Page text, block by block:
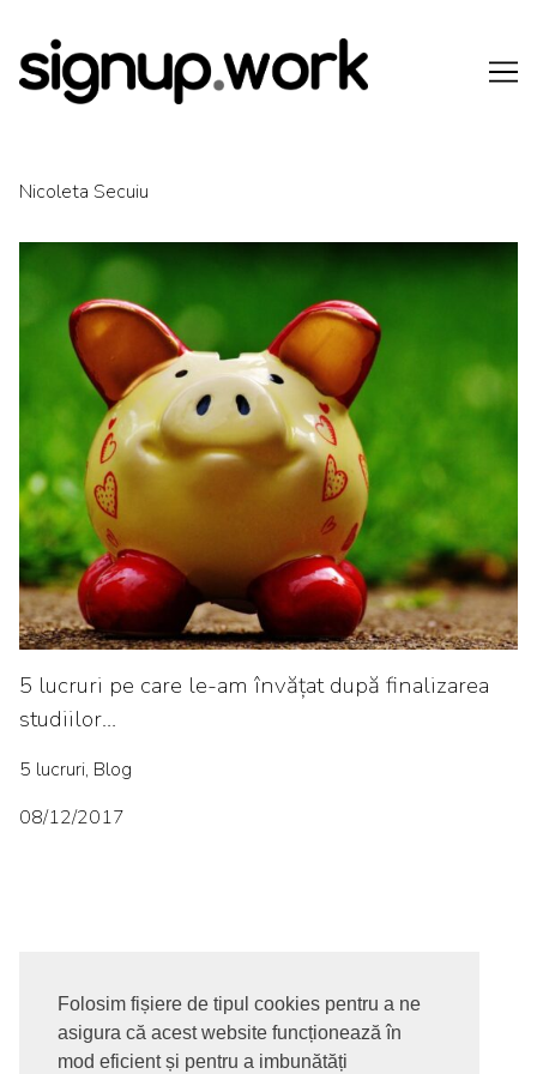
Folosim fișiere de tipul cookies pentru a ne
asigura că acest website funcționează în
mod eficient și pentru a imbunătăți
Content
Nicoleta Secuiu
5 lucruri pe care le-am învățat după finalizarea
studiilor…
5 lucruri, Blog
08/12/2017
© 2017-2026. Toate drepturile rezervate